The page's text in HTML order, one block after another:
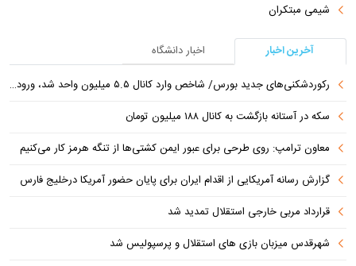
شیمی مبتکران
آخرین اخبار
اخبار دانشگاه
رکوردشکنی‌های جدید بورس/ شاخص وارد کانال ۵.۵ میلیون واحد شد، ورود ۹ همت پول حقیقی
سکه در آستانه بازگشت به کانال ۱۸۸ میلیون تومان
معاون ترامپ: روی طرحی برای عبور ایمن کشتی‌ها از تنگه هرمز کار می‌کنیم
گزارش رسانه آمریکایی از اقدام ایران برای پایان حضور آمریکا درخلیج فارس
قرارداد مربی خارجی استقلال تمدید شد
شهرقدس میزبان بازی های استقلال و پرسپولیس شد